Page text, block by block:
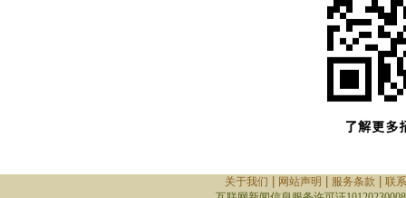
关于我们 网站声明 服务条款
联